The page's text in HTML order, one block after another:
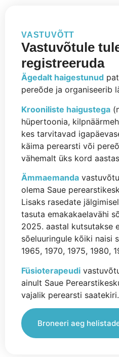
VASTUVÕTT
Vastuvõtule
registreeruda
Ägedalt haigestunud
pereõde ja organiseerib
Krooniliste haigustega
hüpertoonia,
kes tarvitavad
käima perearsti või
vähemalt üks kord
Ämmaemanda
olema Saue
Lisaks rasedate
tasuta emakakaelavähi
2025. aastal kutsutakse
sõeluuringule kõiki naisi
1965, 1970, 1975, 1980,
Füsioterapeudi
ainult Saue
vajalik perearsti saatekiri.
Broneeri aeg